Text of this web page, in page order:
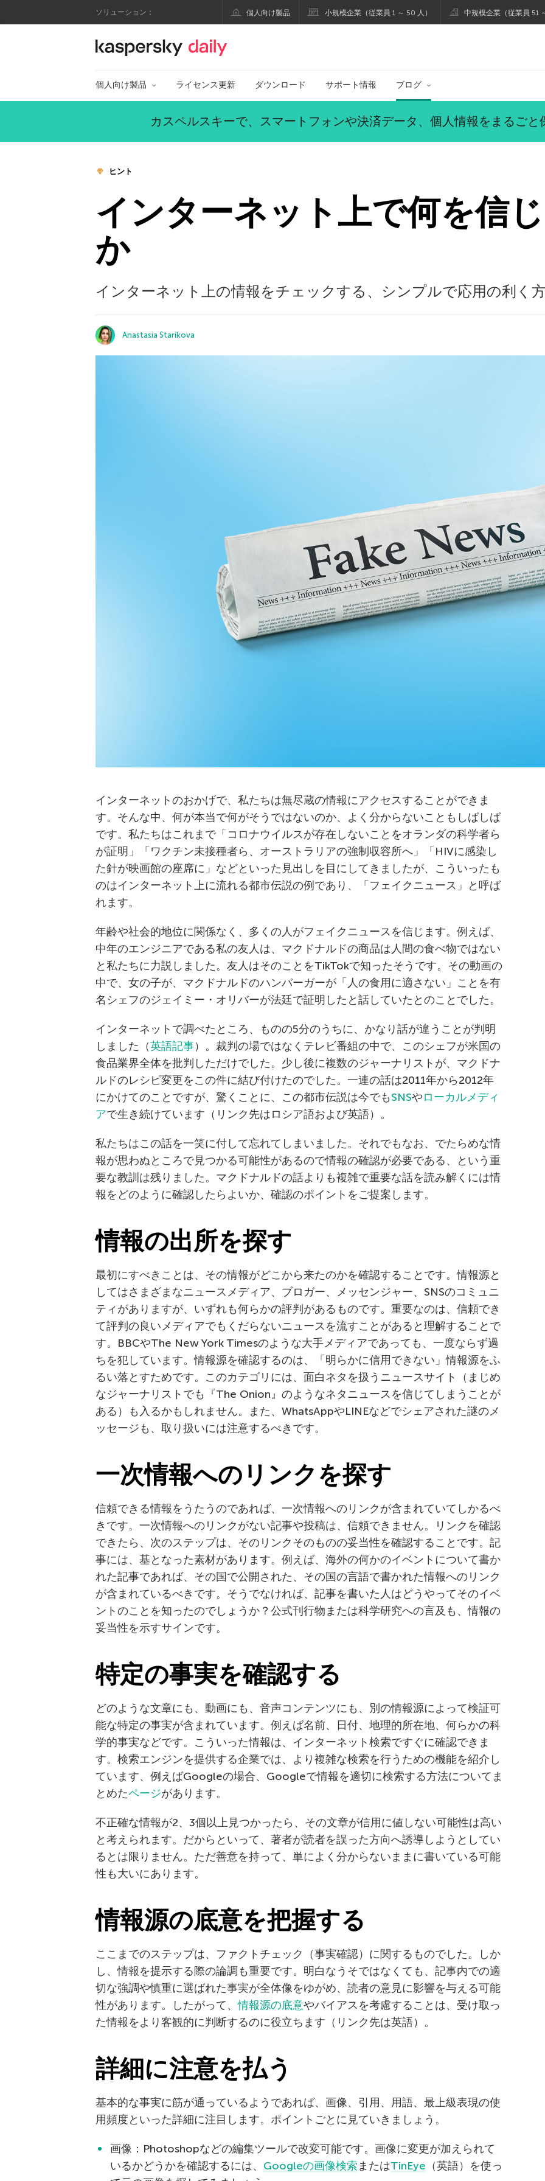
ソリューション： 個人向け製品 小規模企業（従業員 1 ～ 50 人） 中規模企業（従業員 51
カスペルスキー公式ブログ
個人向け製品 ライセンス更新 ダウンロード サポート情報 ブログ
カスペルスキーで、スマートフォンや決済データ、個人情報をまるごと
ヒント
インターネット上で何を信
か
インターネット上の情報をチェックする、シンプルで応用の利く
Anastasia Starikova
インターネットのおかげで、私たちは無尽蔵の情報にアクセスすることができま
す。そんな中、何が本当で何がそうではないのか、よく分からないこともしばしば
です。私たちはこれまで「コロナウイルスが存在しないことをオランダの科学者ら
が証明」「ワクチン未接種者ら、オーストラリアの強制収容所へ」「HIVに感染し
た針が映画館の座席に」などといった見出しを目にしてきましたが、こういったも
のはインターネット上に流れる都市伝説の例であり、「フェイクニュース」と呼ば
れます。
年齢や社会的地位に関係なく、多くの人がフェイクニュースを信じます。例えば、
中年のエンジニアである私の友人は、マクドナルドの商品は人間の食べ物ではない
と私たちに力説しました。友人はそのことをTikTokで知ったそうです。その動画の
中で、女の子が、マクドナルドのハンバーガーが「人の食用に適さない」ことを有
名シェフのジェイミー・オリバーが法廷で証明したと話していたとのことでした。
インターネットで調べたところ、ものの5分のうちに、かなり話が違うことが判明
しました（英語記事）。裁判の場ではなくテレビ番組の中で、このシェフが米国の
食品業界全体を批判しただけでした。少し後に複数のジャーナリストが、マクドナ
ルドのレシピ変更をこの件に結び付けたのでした。一連の話は2011年から2012年
にかけてのことですが、驚くことに、この都市伝説は今でもSNSやローカルメディ
アで生き続けています（リンク先はロシア語および英語）。
私たちはこの話を一笑に付して忘れてしまいました。それでもなお、でたらめな情
報が思わぬところで見つかる可能性があるので情報の確認が必要である、という重
要な教訓は残りました。マクドナルドの話よりも複雑で重要な話を読み解くには情
報をどのように確認したらよいか、確認のポイントをご提案します。
情報の出所を探す
最初にすべきことは、その情報がどこから来たのかを確認することです。情報源と
してはさまざまなニュースメディア、ブロガー、メッセンジャー、SNSのコミュニ
ティがありますが、いずれも何らかの評判があるものです。重要なのは、信頼でき
て評判の良いメディアでもくだらないニュースを流すことがあると理解することで
す。BBCやThe New York Timesのような大手メディアであっても、一度ならず過
ちを犯しています。情報源を確認するのは、「明らかに信用できない」情報源をふ
るい落とすためです。このカテゴリには、面白ネタを扱うニュースサイト（まじめ
なジャーナリストでも『The Onion』のようなネタニュースを信じてしまうことが
ある）も入るかもしれません。また、WhatsAppやLINEなどでシェアされた謎のメ
ッセージも、取り扱いには注意するべきです。
一次情報へのリンクを探す
信頼できる情報をうたうのであれば、一次情報へのリンクが含まれていてしかるべ
きです。一次情報へのリンクがない記事や投稿は、信頼できません。リンクを確認
できたら、次のステップは、そのリンクそのものの妥当性を確認することです。記
事には、基となった素材があります。例えば、海外の何かのイベントについて書か
れた記事であれば、その国で公開された、その国の言語で書かれた情報へのリンク
が含まれているべきです。そうでなければ、記事を書いた人はどうやってそのイベ
ントのことを知ったのでしょうか？公式刊行物または科学研究への言及も、情報の
妥当性を示すサインです。
特定の事実を確認する
どのような文章にも、動画にも、音声コンテンツにも、別の情報源によって検証可
能な特定の事実が含まれています。例えば名前、日付、地理的所在地、何らかの科
学的事実などです。こういった情報は、インターネット検索ですぐに確認できま
す。検索エンジンを提供する企業では、より複雑な検索を行うための機能を紹介し
ています、例えばGoogleの場合、Googleで情報を適切に検索する方法についてま
とめたページがあります。
不正確な情報が2、3個以上見つかったら、その文章が信用に値しない可能性は高い
と考えられます。だからといって、著者が読者を誤った方向へ誘導しようとしてい
るとは限りません。ただ善意を持って、単によく分からないままに書いている可能
性も大いにあります。
情報源の底意を把握する
ここまでのステップは、ファクトチェック（事実確認）に関するものでした。しか
し、情報を提示する際の論調も重要です。明白なうそではなくても、記事内での適
切な強調や慎重に選ばれた事実が全体像をゆがめ、読者の意見に影響を与える可能
性があります。したがって、情報源の底意やバイアスを考慮することは、受け取っ
た情報をより客観的に判断するのに役立ちます（リンク先は英語）。
詳細に注意を払う
基本的な事実に筋が通っているようであれば、画像、引用、用語、最上級表現の使
用頻度といった詳細に注目します。ポイントごとに見ていきましょう。
画像：Photoshopなどの編集ツールで改変可能です。画像に変更が加えられて
いるかどうかを確認するには、 Googleの画像検索またはTinEye （英語）を使っ